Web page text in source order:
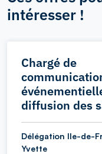
intéresser !
Chargé de
diffusion des
Délégation Ile-de-
Yvette